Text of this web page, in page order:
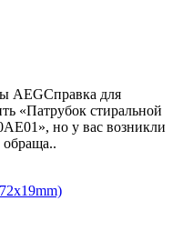
AEGСправка для
«Патрубок стиральной
но у вас возникли
обраща..